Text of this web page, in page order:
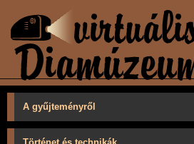
A gyűjteményről